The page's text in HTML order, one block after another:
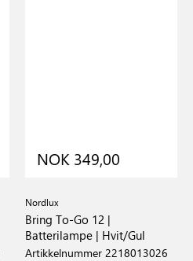
NOK 349,00
Nordlux
Bring To-Go 12 |
Batterilampe | Hvit/Gul
Artikkelnummer 2218013026